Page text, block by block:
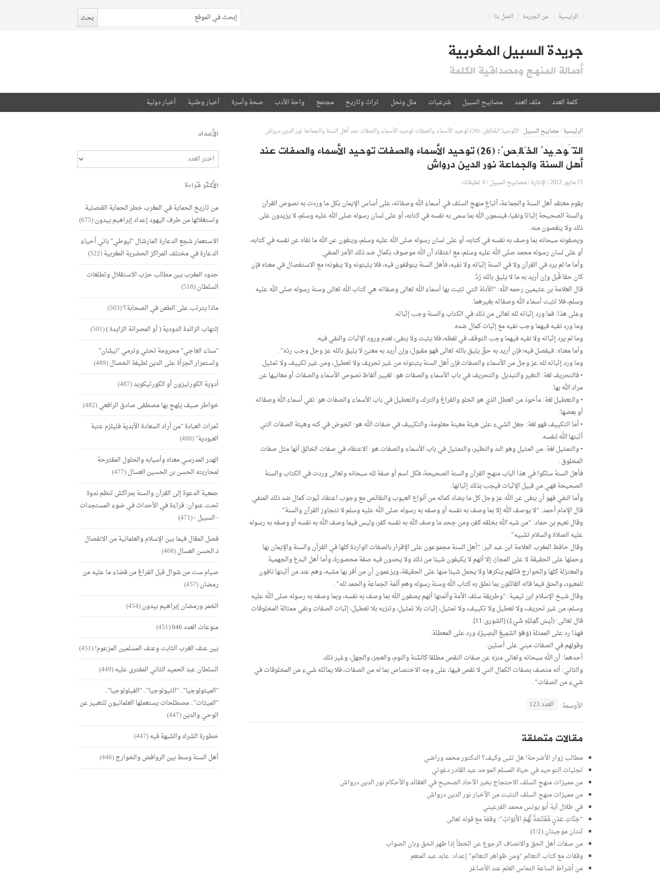
الرئيسية عن الجريدة اتصل بنا
جريدة السبيل المغربية
أصالة المنهج ومصداقية الكلمة
كلمة العدد ملف العدد مصابيح السبيل شرعيات ملل ونحل تراث وتاريخ مجتمع واحة الأدب صحة وأسرة أخبار وطنية أخبار دولية
الرئيسية/مصابيح السبيل/التَّوحِيدُ الخَالِصُ: (26) توحيد الأسماء والصفات توحيد الأسماء والصفات عند أهل السنة والجماعة نور الدين درواش
التَّوحِيدُ الخَالِصُ: (26) توحيد الأسماء والصفات توحيد الأسماء والصفات عند
أهل السنة والجماعة نور الدين درواش
15 مايو, 2012 /الإدارة/مصابيح السبيل/0 تعليقات
يقوم معتقد أهل السنة والجماعة، أتباعِ منهج السلف في أسماء الله وصفاته، على أساس الإيمان بكل ما وردت به نصوص القرآن
والسنة الصحيحة إثباتا ونفيا، فيسمون الله بما سمى به نفسه في كتابه، أو على لسان رسوله صلى الله عليه وسلم، لا يزيدون على
ذلك ولا ينقصون منه.
ويصفونه سبحانه بما وصف به نفسه في كتابه، أو على لسان رسوله صلى الله عليه وسلم، وينفون عن الله ما نفاه عن نفسه في كتابه،
أو على لسان رسوله محمد صلى الله عليه وسلم، مع اعتقاد أن الله موصوف بكمال ضد ذلك الأمر المنفي.
وأما ما لم يرد في القرآن ولا في السنة إثباته ولا نفيه، فأهل السنة يتوقفون فيه، فلا يثبتونه ولا ينفونه؛ مع الاستفصال في معناه فإن
كان حقا قُبل وإن أريد به ما لا يليق بالله رُدَّ.
قال العلامة بن عثيمين رحمه الله: “الأدلة التي تثبت بها أسماء الله تعالى وصفاته هي كتاب الله تعالى وسنة رسوله صلى الله عليه
وسلم، فلا تثبت أسماء الله وصفاته بغيرهما.
وعلى هذا: فما ورد إثباته لله تعالى من ذلك في الكتاب والسنة وجب إثباته.
وما ورد نفيه فيهما وجب نفيه مع إثبات كمال ضده.
وما لم يرد إثباته ولا نفيه فيهما وجب التوقف في لفظه، فلا يثبت ولا ينفى، لعدم ورود الإثبات والنفي فيه.
وأما معناه: فيفصل فيه؛ فإن أريد به حقٌ يليق بالله تعالى فهو مقبول، وإن أريد به معنىً لا يليق بالله عز وجل وجب ردّه” .
وما ورد إثباته لله عز وجل من الأسماء والصفات فإن أهل السنة يثبتونه من غير تحريف ولا تعطيل، ومن غير تكييف ولا تمثيل.
• فالتحريف لغة: التغير والتبديل. والتحريف في باب الأسماء والصفات هو: تغيير ألفاظ نصوص الأسماء والصفات أو معانيها عن
مراد الله بها.
• والتعطيل لغة: مأخوذ من العطل الذي هو الخلو والفراغ والترك، والتعطيل في باب الأسماء والصفات هو: نفي أسماء الله وصفاته
أو بعضها.
• أما التكييف فهو لغة: جعل الشيء على هيئة معينة معلومة، والتكييف في صفات الله هو: الخوض في كنه وهيئة الصفات التي
أثبتها الله لنفسه.
• والتمثيل لغة: من المثيل وهو الند والنظير، والتمثيل في باب الأسماء والصفات هو: الاعتقاد في صفات الخالق أنها مثل صفات
المخلوق .
فأهل السنة سلكوا في هذا الباب منهج القرآن والسنة الصحيحة، فكل اسم أو صفة لله سبحانه وتعالى وردت في الكتاب والسنة
الصحيحة فهي من قبيل الإثبات فيجب بذلك إثباتها.
وأما النفي فهو أن ينفى عن الله عز وجل كل ما يضاد كماله من أنواع العيوب والنقائص مع وجوب اعتقاد ثبوت كمال ضد ذلك المنفي.
قال الإمام أحمد: “لا يوصف الله إلا بما وصف به نفسه أو وصفه به رسوله صلى الله عليه وسلم لا نتجاوز القرآن والسنة” .
وقال نعيم بن حماد: “من شبه الله بخلقه كفر، ومن جحد ما وصف الله به نفسه كفر، وليس فيما وصف الله به نفسه أو وصفه به رسوله
عليه الصلاة والسلام تشبيه” .
وقال حافظ المغرب العلامة ابن عبد البر: “أهل السنة مجموعون على الإقرار بالصفات الواردة كلها في القرآن والسنة والإيمان بها
وحملها على الحقيقة لا على المجاز، إلا أنهم لا يكيفون شيئا من ذلك ولا يحدون فيه صفة محصورة، وأما أهل البدع والجهمية
والمعتزلة كلها والخوارج فكلهم ينكرها ولا يحمل شيئا منها على الحقيقة، ويزعمون أن من أقر بها مشبه، وهم عند من أثبتها نافون
للمعبود، والحق فيما قاله القائلون بما نطق به كتاب الله وسنة رسوله وهم أئمة الجماعة والحمد لله” .
وقال شيخ الإسلام ابن تيمية: “وطريقة سلف الأمة وأئمتها أنهم يصفون الله بما وصف به نفسه، وبما وصفه به رسوله صلى الله عليه
وسلم، من غير تحريف، ولا تعطيل ولا تكييف، ولا تمثيل، إثبات بلا تمثيل، وتنزيه بلا تعطيل، إثبات الصفات ونفي ممثالة المخلوقات
قال تعالى: (لَيْسَ كَمِثْلِهِ شَيْءٌ) [الشورى:11].
فهذا رد على الممثلة (وَهُوَ السَّمِيعُ الْبَصِيرُ)، ورد على المعطلة.
وقولهم في الصفات مبني على أصلين:
أحدهما: أن الله سبحانه وتعالى منزه عن صفات النقص مطلقا كالسِّنة والنوم، والعجز، والجهل، وغير ذلك.
والثاني: أنه متصف بصفات الكمال التي لا نقص فيها، على وجه الاختصاص بما له من الصفات، فلا يماثله شيء من المخلوقات في
شيء من الصفات” .
الأوسمة: العدد 123
مقالات متعلقة
مطالب زوار الأضرحة! هل تلبى وكيف؟ الدكتور محمد وراضي
تجليات التوحيد في حياة المسلم الموحد عبد القادر دغوتي
من مميزات منهج السلف الاحتجاج بخبر الآحاد الصحيح في العقائد والأحكام نور الدين درواش
من مميزات منهج السلف التثبت من الأخبار نور الدين درواش
في ظلال آية أبو يونس محمد الفرعيني
“جَنَّاتِ عَدْنٍ مُّفَتَّحَةً لَّهُمُ الأَبْوَابُ”: وقفة مع قوله تعالى
ثنتان موجبتان (1/2)
من صفات أهل الحق والانصاف الرجوع عن الخطأ إذا ظهر الحق وبان الصواب
وقفات مع كتاب التعالم “ومن ظواهر التعالم” إعداد: عابد عبد المنعم
من أشراط الساعة التماس العلم عند الأصاغر
الأعداد
الأكثر قراءة
من تاريخ الحماية في المغرب خطر الحماية القنصلية
واستغلالها من طرف اليهود إعداد إبراهيم بيدون(675)
الاستعمار شجع الدعارة المارشال "ليوطي" باني أحياء
الدعارة في مختلف المراكز الحضرية المغربية(522)
حدود المغرب بين مطالب حزب الاستقلال وتطلعات
السلطان(518)
ماذا يترتب على الطعن في الصحابة؟(503)
إلتهاب الزائدة الدودية ( أو المصرانة الزايدة )(501)
"سناء العاجي" محرومة تحثي وترمي "نيشان"
واستمرار الجرأة على الدين لطيفة الخصال(489)
أدوية الكورتيزون أو الكورتيكويد(487)
خواطر صيف يلهج بها مصطفى صادق الرافعي(482)
ثمرات العبادة "من أراد السعادة الأبدية فليلزم عتبة
العبودية"(480)
الهدر المدرسي معناه وأسبابه والحلول المقترحة
لمحاربته الحسن بن الحسين العسال(477)
جمعية الدعوة إلى القرآن والسنة بمراكش تنظم ندوة
تحت عنوان: قراءة في الأحداث في ضوء المستجدات
- السبيل -(471)
فصل المقال فيما بين الإسلام والعلمانية من الانفصال
ذ.الحسن العسال(468)
صيام ست من شوال قبل الفراغ من قضاء ما عليه من
رمضان(457)
الخمر ورمضان إبراهيم بيدون(454)
منوعات العدد 046
(451)
بين عنف الغرب الثابت وعنف المسلمين المزعوم!(451)
السلطان عبد الحميد الثاني المفترى عليه(449)
"الميثولوجيا".. "الثيولوجيا".. "الفيلولوجيا"..
"الميثات".. مصطلحات يستعملها العلمانيون للتعبير عن
الوحي والدين(447)
خطورة الشرك والشبهة فيه(447)
أهل السنة وسط بين الروافض والخوارج(446)